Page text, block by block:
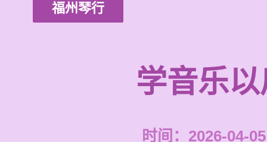
福州琴行
学音乐
时间：2026-04-